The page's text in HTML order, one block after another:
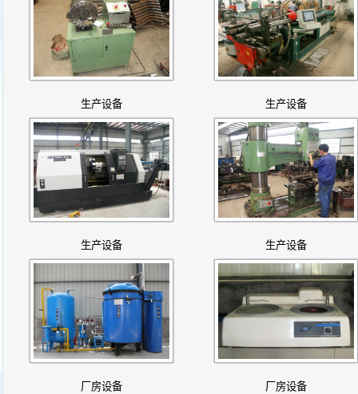
生产设备 生产设备
生产设备 生产设备
厂房设备 厂房设备